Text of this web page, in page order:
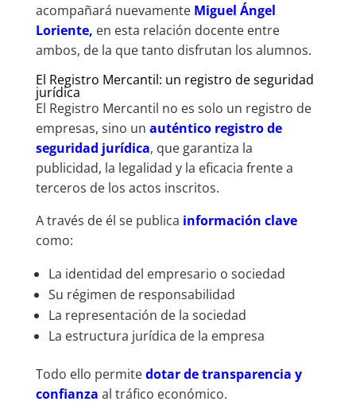
acompañará nuevamente Miguel Ángel
Loriente, en esta relación docente entre
ambos, de la que tanto disfrutan los alumnos.
El Registro Mercantil: un registro de seguridad
jurídica
El Registro Mercantil no es solo un registro de
empresas, sino un auténtico registro de
seguridad jurídica, que garantiza la
publicidad, la legalidad y la eficacia frente a
terceros de los actos inscritos.
A través de él se publica información clave
como:
La identidad del empresario o sociedad
Su régimen de responsabilidad
La representación de la sociedad
La estructura jurídica de la empresa
Todo ello permitedotar de transparencia y
confianza al tráfico económico.